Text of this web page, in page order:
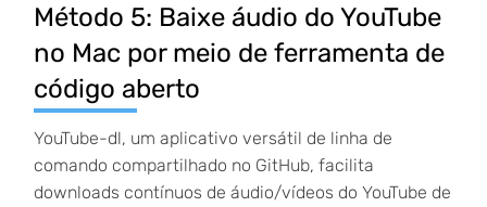
Método 5: Baixe áudio do YouTube
no Mac por meio de ferramenta de
código aberto
YouTube-dl, um aplicativo versátil de linha de
comando compartilhado no GitHub, facilita
downloads contínuos de áudio/vídeos do YouTube de